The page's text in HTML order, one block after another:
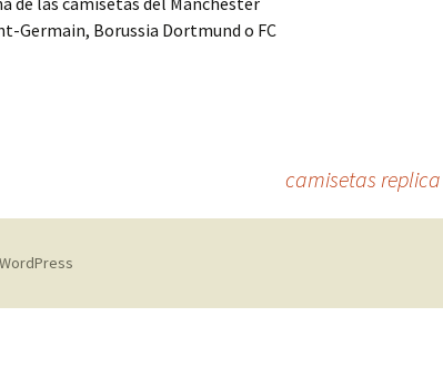
Germain, Borussia Dortmund o FC
camisetas